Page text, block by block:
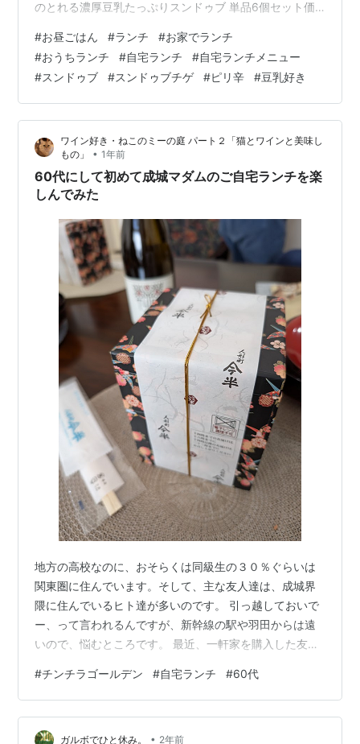
のとれる濃厚豆乳たっぷりスンドゥブ 単品6個セット価
い・・・！！！たまたま安売りしていたのを買って食べ
てみたんですが思いのほか美味しくて。 私の家の近所の
スーパーではこの美味しさがまだ知られていないの
か・・・？期限間近のものがよく安売りしているので
す。 辛みがほぼないから授乳中も特に問題なさそうだか
ら、見かけたら買っ…
#お昼ごはん #ランチ #お家でランチ
#おうちランチ #自宅ランチ #自宅ランチメニュー
#スンドゥブ #スンドゥブチゲ #ピリ辛 #豆乳好き
ワイン好き・ねこのミーの庭 パート２「猫とワインと美味し
もの」
• 1年前
60代にして初めて成城マダムのご自宅ランチを楽
しんでみた
地方の高校なのに、おそらくは同級生の３０％ぐらいは
関東圏に住んでいます。そして、主な友人達は、成城界
隈に住んでいるヒト達が多いのです。 引っ越しておいで
ー、って言われるんですが、新幹線の駅や羽田からは遠
いので、悩むところです。 最近、一軒家を購入した友人
最近預かり、３匹の猫がいる。私が何かどうしても長期
に家を空けないといけない時は、レアちゃんを預かって
もいいよと、言ってくれて、それなら、一度、レアちゃ
んを連れて遊びにいかないとだね、という話になったの
#チンチラゴールデン #自宅ランチ #60代
ガルボでひと休み。 • 2年前